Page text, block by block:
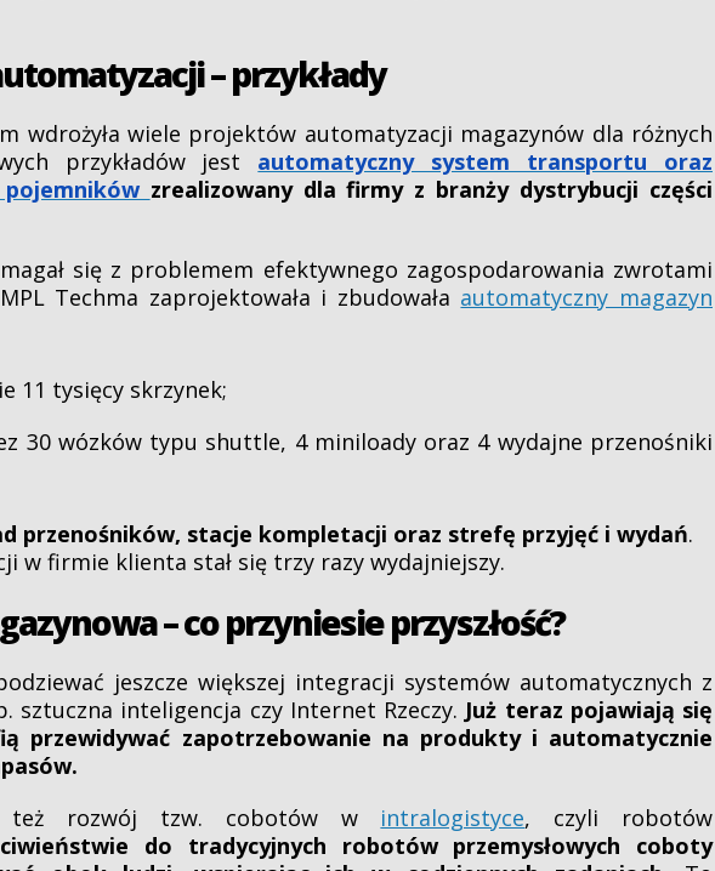
– przykłady
wdrożyła wiele projektów automatyzacji magazynów dla różnych
przykładów jest automatyczny system transportu oraz
zrealizowany dla firmy z branży dystrybucji części
się z problemem efektywnego zagospodarowania zwrotami
Techma zaprojektowała i zbudowała automatyczny magazyn
11 tysięcy skrzynek;
30 wózków typu shuttle, 4 miniloady oraz 4 wydajne przenośniki
przenośników, stacje kompletacji oraz strefę przyjęć i wydań.
w firmie klienta stał się trzy razy wydajniejszy.
– co przyniesie przyszłość?
jeszcze większej integracji systemów automatycznych z
sztuczna inteligencja czy Internet Rzeczy. Już teraz pojawiają się
przewidywać zapotrzebowanie na produkty i automatycznie
też rozwój tzw. cobotów w intralogistyce, czyli robotów
do tradycyjnych robotów przemysłowych coboty